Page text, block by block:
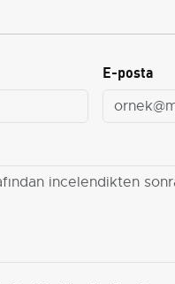
E-posta